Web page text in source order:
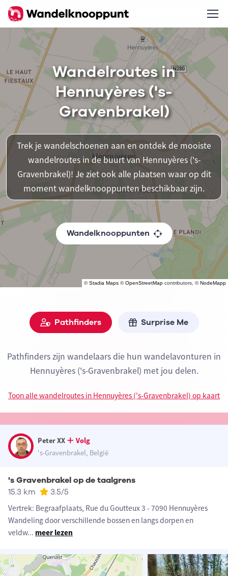
©Stadia Maps ©OpenStreetMap contributors, ©NodeMapp
Wandelroutes in
Hennuyères ('s-
Gravenbrakel)
Trek je wandelschoenen aan en ontdek de mooiste
wandelroutes in de buurt van Hennuyères ('s-
Gravenbrakel)! Je ziet ook alle plaatsen waar op dit
moment wandelknooppunten beschikbaar zijn.
Wandelknooppunten
Pathfinders Surprise Me
Pathfinders zijn wandelaars die hun wandelavonturen in
Hennuyères ('s-Gravenbrakel) met jou delen.
Toon alle wandelroutes in Hennuyères ('s-Gravenbrakel) op kaart
Peter XX
Volg
's-Gravenbrakel, België
's Gravenbrakel op de taalgrens
15.3 km 3.5/5
Vertrek: Begraafplaats, Rue du Goutteux 3 - 7090 Hennuyères
Wandeling door verschillende bossen en langs dorpen en
veldw... meer lezen